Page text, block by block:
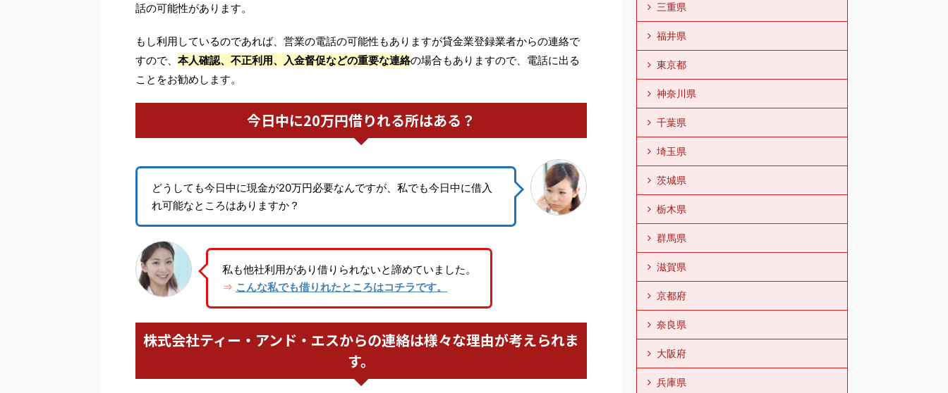
話の可能性があります。
もし利用しているのであれば、営業の電話の可能性もありますが貸金業登録業者からの連絡で
すので、 本人確認、不正利用、入金督促などの重要な連絡の場合もありますので、電話に出る
ことをお勧めします。
今日中に20万円借りれる所はある？
どうしても今日中に現金が20万円必要なんですが、私でも今日中に借入
れ可能なところはありますか？
私も他社利用があり借りられないと諦めていました。
⇒ こんな私でも借りれたところはコチラです。
株式会社ティー・アンド・エスからの連絡は様々な理由が考えられま
す。
三重県
福井県
東京都
神奈川県
千葉県
埼玉県
茨城県
栃木県
群馬県
滋賀県
京都府
奈良県
大阪府
兵庫県